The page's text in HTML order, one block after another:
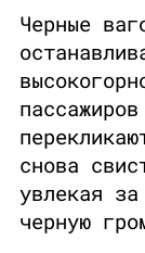
Черные
снова
увлекая
черную